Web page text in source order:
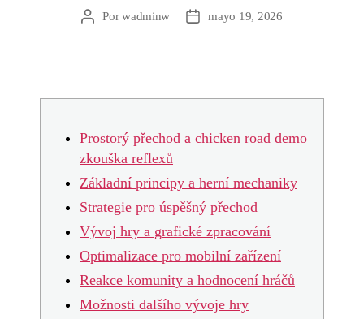
Autor
Porwadminw
Fechamayo 19, 2026
Prostorý přechod a chicken road demo
zkouška reflexů
Základní principy a herní mechaniky
Strategie pro úspěšný přechod
Vývoj hry a grafické zpracování
Optimalizace pro mobilní zařízení
Reakce komunity a hodnocení hráčů
Možnosti dalšího vývoje hry